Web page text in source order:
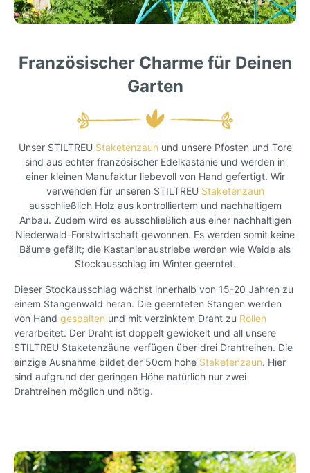
Französischer Charme für Deinen
Garten
Unser STILTREU Staketenzaun und unsere Pfosten und Tore
sind aus echter französischer Edelkastanie und werden in
einer kleinen Manufaktur liebevoll von Hand gefertigt. Wir
verwenden für unseren STILTREU Staketenzaun
ausschließlich Holz aus kontrolliertem und nachhaltigem
Anbau. Zudem wird es ausschließlich aus einer nachhaltigen
Niederwald-Forstwirtschaft gewonnen. Es werden somit keine
Bäume gefällt; die Kastanienaustriebe werden wie Weide als
Stockausschlag im Winter geerntet.
Dieser Stockausschlag wächst innerhalb von 15-20 Jahren zu
einem Stangenwald heran. Die geernteten Stangen werden
von Hand gespalten und mit verzinktem Draht zu Rollen
verarbeitet. Der Draht ist doppelt gewickelt und all unsere
STILTREU Staketenzäune verfügen über drei Drahtreihen. Die
einzige Ausnahme bildet der 50cm hohe Staketenzaun. Hier
sind aufgrund der geringen Höhe natürlich nur zwei
Drahtreihen möglich und nötig.